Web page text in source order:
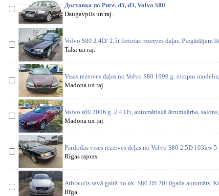
Доставка по Риге. d5, d3, Volvo S80
Daugavpils un raj.
Volvo S80 2.4D/ 2.5t lietotas rezerves daļas. Piegādājam
Talsi un raj.
Visas rezerves daļas no Volvo S80 1999.g. eiropas
Madona un raj.
Volvo s80 2006.g. 2.4 D5, automātiskā ātrumkārba,
Madona un raj.
Pārdodas vises rezerves deļas no Volvo S80 2.5D 103kw
Rīgas rajons
Atbraucis savā gaitā no uk. S80 D5 2010gada automāts.
Rīga